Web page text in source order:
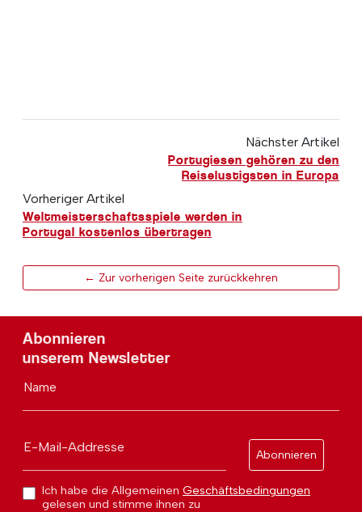
Nächster Artikel
Portugiesen gehören zu den
Reiselustigsten in Europa
Vorheriger Artikel
Weltmeisterschaftsspiele werden in
Portugal kostenlos übertragen
← Zur vorherigen Seite zurückkehren
Abonnieren
unserem Newsletter
Name
E-Mail-Addresse
Abonnieren
Ich habe die Allgemeinen Geschäftsbedingungen
gelesen und stimme ihnen zu